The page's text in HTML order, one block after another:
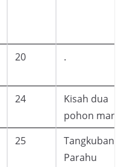
20 .
24
Kisah dua
pohon
25
Tangkuban
Parahu